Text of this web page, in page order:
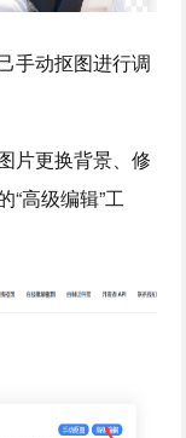
手动抠图进行调
片更换背景、修
“高级编辑”工